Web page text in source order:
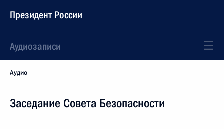
Президент России
Аудиозаписи
Аудио
Заседание Совета Безопасности